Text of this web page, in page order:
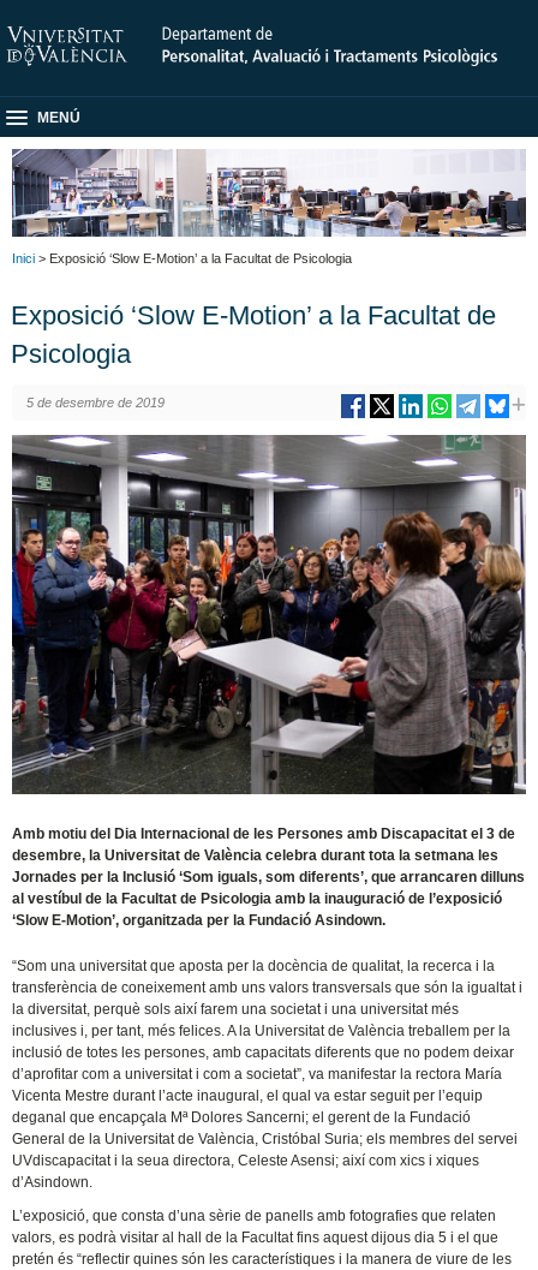
MENÚ
Inici > Exposició ‘Slow E-Motion’ a la Facultat de Psicologia
Exposició ‘Slow E-Motion’ a la Facultat de
Psicologia
5 de desembre de 2019
Amb motiu del Dia Internacional de les Persones amb Discapacitat el 3 de
desembre, la Universitat de València celebra durant tota la setmana les
Jornades per la Inclusió ‘Som iguals, som diferents’, que arrancaren dilluns
al vestíbul de la Facultat de Psicologia amb la inauguració de l’exposició
‘Slow E-Motion’, organitzada per la Fundació Asindown.
“Som una universitat que aposta per la docència de qualitat, la recerca i la
transferència de coneixement amb uns valors transversals que són la igualtat i
la diversitat, perquè sols així farem una societat i una universitat més
inclusives i, per tant, més felices. A la Universitat de València treballem per la
inclusió de totes les persones, amb capacitats diferents que no podem deixar
d’aprofitar com a universitat i com a societat”, va manifestar la rectora María
Vicenta Mestre durant l’acte inaugural, el qual va estar seguit per l’equip
deganal que encapçala Mª Dolores Sancerni; el gerent de la Fundació
General de la Universitat de València, Cristóbal Suria; els membres del servei
UVdiscapacitat i la seua directora, Celeste Asensi; així com xics i xiques
d’Asindown.
L’exposició, que consta d’una sèrie de panells amb fotografies que relaten
valors, es podrà visitar al hall de la Facultat fins aquest dijous dia 5 i el que
pretén és “reflectir quines són les característiques i la manera de viure de les